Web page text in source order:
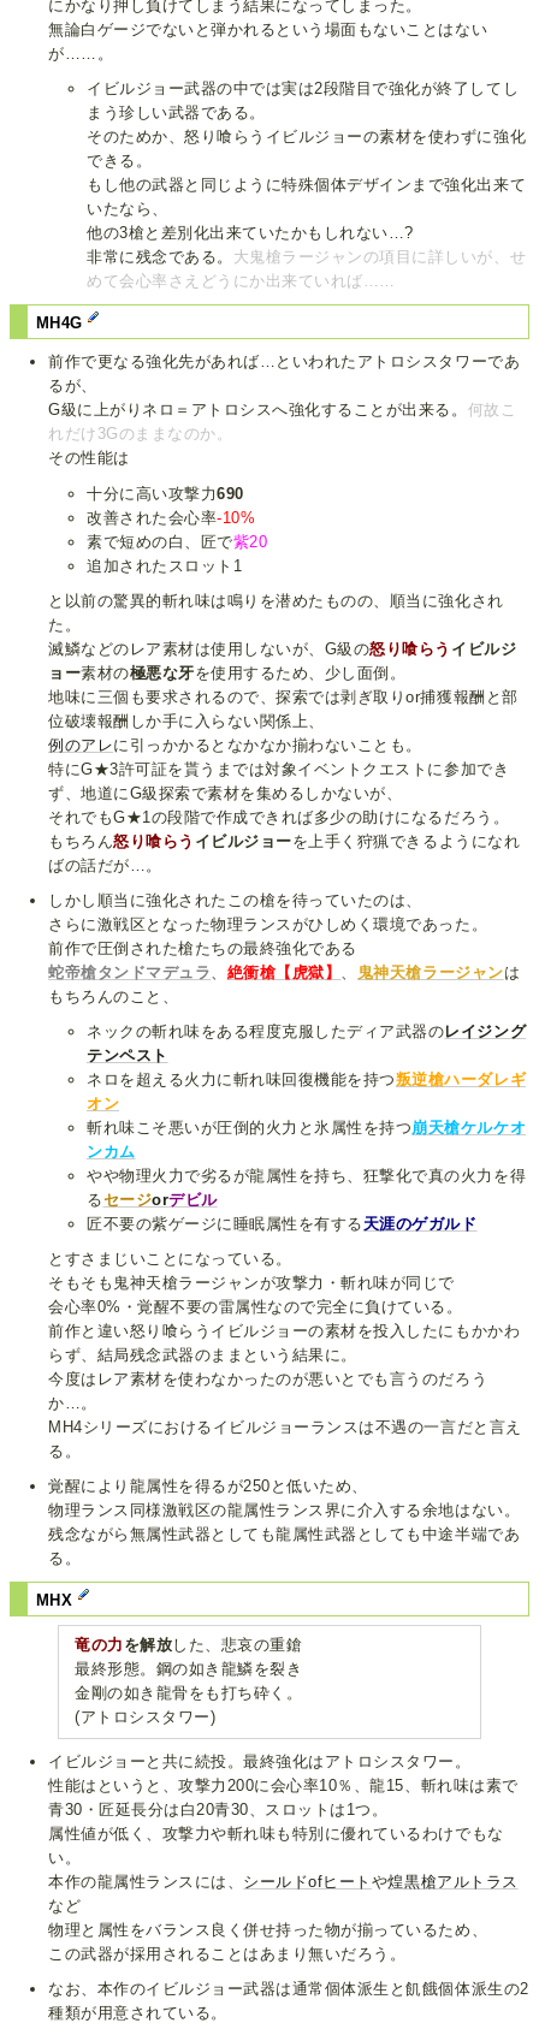
にかなり押し負けてしまう結果になってしまった。
無論白ゲージでないと弾かれるという場面もないことはない
が……。
イビルジョー武器の中では実は2段階目で強化が終了してし
まう珍しい武器である。
そのためか、怒り喰らうイビルジョーの素材を使わずに強化
できる。
もし他の武器と同じように特殊個体デザインまで強化出来て
いたなら、
他の3槍と差別化出来ていたかもしれない…?
非常に残念である。 大鬼槍ラージャンの項目に詳しいが、せ
めて会心率さえどうにか出来ていれば……
MH4G
前作で更なる強化先があれば…といわれたアトロシスタワーであ
るが、
G級に上がりネロ＝アトロシスへ強化することが出来る。 何故こ
れだけ3Gのままなのか。
その性能は
十分に高い攻撃力690
改善された会心率-10%
素で短めの白、匠で紫20
追加されたスロット1
と以前の驚異的斬れ味は鳴りを潜めたものの、順当に強化され
た。
滅鱗などのレア素材は使用しないが、G級の怒り喰らう イビルジ
ョー素材の極悪な牙を使用するため、少し面倒。
地味に三個も要求されるので、探索では剥ぎ取りor捕獲報酬と部
位破壊報酬しか手に入らない関係上、
例のアレに引っかかるとなかなか揃わないことも。
特にG★3許可証を貰うまでは対象イベントクエストに参加でき
ず、地道にG級探索で素材を集めるしかないが、
それでもG★1の段階で作成できれば多少の助けになるだろう。
もちろん怒り喰らう イビルジョーを上手く狩猟できるようになれ
ばの話だが…。
しかし順当に強化されたこの槍を待っていたのは、
さらに激戦区となった物理ランスがひしめく環境であった。
前作で圧倒された槍たちの最終強化である
蛇帝槍タンドマデュラ
絶衝槍【虎獄】 鬼神天槍ラージャンは
もちろんのこと、
ネックの斬れ味をある程度克服したディア武器のレイジング
テンペスト
ネロを超える火力に斬れ味回復機能を持つ叛逆槍ハーダレギ
オン
斬れ味こそ悪いが圧倒的火力と氷属性を持つ崩天槍ケルケオ
ンカム
やや物理火力で劣るが龍属性を持ち、狂撃化で真の火力を得
るセージorデビル
匠不要の紫ゲージに睡眠属性を有する 天涯のゲガルド
とすさまじいことになっている。
そもそも鬼神天槍ラージャンが攻撃力・斬れ味が同じで
会心率0%・覚醒不要の雷属性なので完全に負けている。
前作と違い怒り喰らうイビルジョーの素材を投入したにもかかわ
らず、結局残念武器のままという結果に。
今度はレア素材を使わなかったのが悪いとでも言うのだろう
か…。
MH4シリーズにおけるイビルジョーランスは不遇の一言だと言え
る。
覚醒により龍属性を得るが250と低いため、
物理ランス同様激戦区の龍属性ランス界に介入する余地はない。
残念ながら無属性武器としても龍属性武器としても中途半端であ
る。
MHX
竜の力 を解放した、悲哀の重鎗
最終形態。鋼の如き龍鱗を裂き
金剛の如き龍骨をも打ち砕く。
(アトロシスタワー)
イビルジョーと共に続投。最終強化はアトロシスタワー。
性能はというと、攻撃力200に会心率10％、龍15、斬れ味は素で
青30・匠延長分は白20青30、スロットは1つ。
属性値が低く、攻撃力や斬れ味も特別に優れているわけでもな
い。
本作の龍属性ランスには、 シールドofヒート や煌黒槍アルトラス
など
物理と属性をバランス良く併せ持った物が揃っているため、
この武器が採用されることはあまり無いだろう。
なお、本作のイビルジョー武器は通常個体派生と飢餓個体派生の2
種類が用意されている。